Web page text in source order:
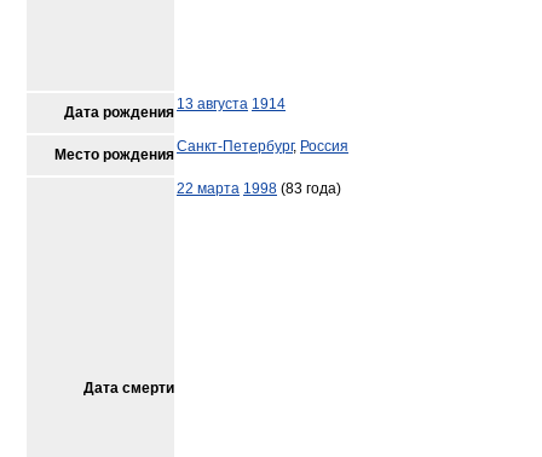
Дата рождения 13 августа 1914
Место рожденияСанкт-Петербург, Россия
Дата смерти
22 марта 1998 (83 года)